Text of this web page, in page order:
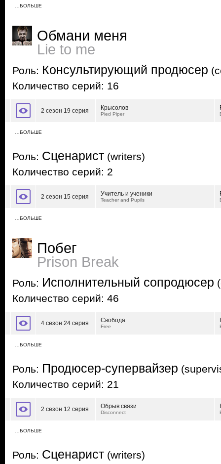
…БОЛЬШЕ
Обмани меня
Lie to me
Роль: Консультирующий продюсер
Количество серий: 16
2 сезон 19 серия Крысолов
Pied Piper
…БОЛЬШЕ
Роль: Сценарист (writers)
Количество серий: 2
2 сезон 15 серия Учитель и ученики
Teacher and Pupils
…БОЛЬШЕ
Побег
Prison Break
Роль: Исполнительный сопродюсер
Количество серий: 46
4 сезон 24 серия Свобода
Free
…БОЛЬШЕ
Роль: Продюсер-супервайзер
Количество серий: 21
2 сезон 12 серия Обрыв связи
Disconnect
…БОЛЬШЕ
Роль: Сценарист (writers)